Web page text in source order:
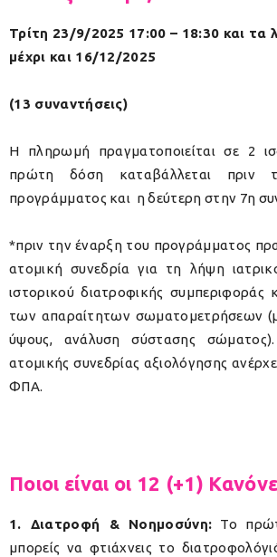
Τρίτη 23/9/2025 17:00 – 18:30 και τα
μέχρι και 16/12/2025
(13 συναντήσεις)
Η πληρωμή πραγματοποιείται σε 2
πρώτη δόση καταβάλλεται πριν
προγράμματος και η δεύτερη στην 7η
*πριν την έναρξη του προγράμματος
ατομική συνεδρία για τη λήψη
ιστορικού διατροφικής συμπεριφοράς
των απαραίτητων σωματομετρήσεων
ύψους, ανάλυση σύστασης
ατομικής συνεδρίας αξιολόγησης
ΦΠΑ.
Ποιοι είναι οι 12 (+1)
1. Διατροφή & Νοημοσύνη: Το
μπορείς να φτιάχνεις το